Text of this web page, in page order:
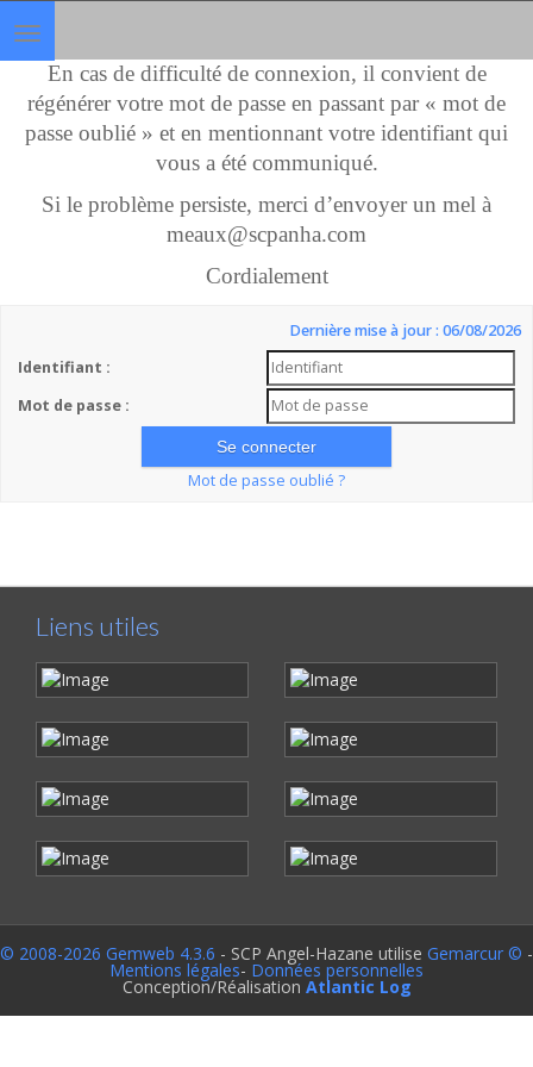
Toggle
navigation
En cas de difficulté de connexion, il convient de
régénérer votre mot de passe en passant par « mot de
passe oublié » et en mentionnant votre identifiant qui
vous a été communiqué.
Si le problème persiste, merci d’envoyer un mel à
meaux@scpanha.com
Cordialement
Dernière mise à jour : 06/08/2026
Identifiant :
Mot de passe :
Mot de passe oublié ?
Liens utiles
© 2008-2026 Gemweb 4.3.6 - SCP Angel-Hazane utilise Gemarcur © -
Mentions légales- Données personnelles
Conception/Réalisation Atlantic Log